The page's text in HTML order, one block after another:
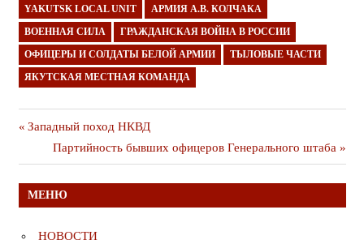
YAKUTSK LOCAL UNIT АРМИЯ А.В. КОЛЧАКА
ВОЕННАЯ СИЛА ГРАЖДАНСКАЯ ВОЙНА В РОССИИ
ОФИЦЕРЫ И СОЛДАТЫ БЕЛОЙ АРМИИ ТЫЛОВЫЕ ЧАСТИ
ЯКУТСКАЯ МЕСТНАЯ КОМАНДА
Навигация
по
записям
Предыдущая
публикация
Западный поход НКВД
Следующая
публикация
Партийность бывших офицеров Генерального штаба
МЕНЮ
НОВОСТИ